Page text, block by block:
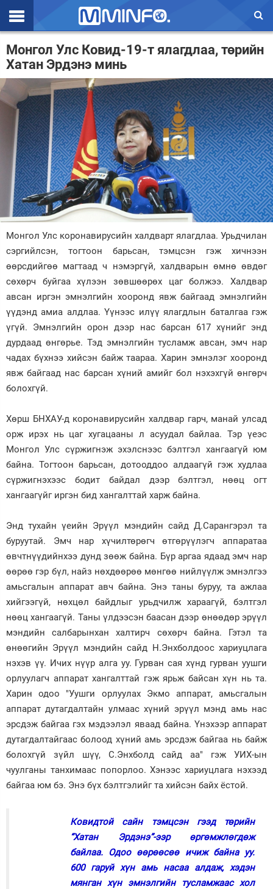
Эхлэл
Цаг агаар
Валют ханш
Улс төр
Эдийн засаг
Үзэл бодол
Спорт
Нийгэм
Энтертайнмэнт
Зурхай
Монгол Улс Ковид-19-т ялагдлаа, төрийн
Хатан Эрдэнэ минь
Монгол Улс коронавирусийн халдварт ялагдлаа. Урьдчилан
сэргийлсэн, тогтоон барьсан, тэмцсэн гэж хичнээн
өөрсдийгөө магтаад ч нэмэргүй, халдварын өмнө өвдөг
сөхөрч буйгаа хүлээн зөвшөөрөх цаг болжээ. Халдвар
авсан иргэн эмнэлгийн хооронд явж байгаад эмнэлгийн
үүдэнд амиа алдлаа. Үүнээс илүү ялагдлын баталгаа гэж
үгүй. Эмнэлгийн орон дээр нас барсан 617 хүнийг энд
дурдаад өнгөрье. Тэд эмнэлгийн тусламж авсан, эмч нар
чадах бүхнээ хийсэн байж таараа. Харин эмнэлэг хооронд
явж байгаад нас барсан хүний амийг бол нэхэхгүй өнгөрч
болохгүй.
Хөрш БНХАУ-д коронавирусийн халдвар гарч, манай улсад
орж ирэх нь цаг хугацааны л асуудал байлаа. Тэр үеэс
Монгол Улс сүржигнэж эхэлснээс бэлтгэл хангаагүй юм
байна. Тогтоон барьсан, дотооддоо алдаагүй гэж худлаа
сүржигнэхээс бодит байдал дээр бэлтгэл, нөөц огт
хангаагүйг иргэн бид хангалттай харж байна.
Энд тухайн үеийн Эрүүл мэндийн сайд Д.Сарангэрэл та
буруутай. Эмч нар хүчилтөрөгч өтгөрүүлэгч аппаратаа
өвчтнүүдийнхээ дунд зөөж байна. Бүр аргаа ядаад эмч нар
өөрөө гэр бүл, найз нөхдөөрөө мөнгөө нийлүүлж эмнэлгээ
амьсгалын аппарат авч байна. Энэ таны буруу, та ажлаа
хийгээгүй, нөхцөл байдлыг урьдчилж хараагүй, бэлтгэл
нөөц хангаагүй. Таны үлдээсэн баасан дээр өнөөдөр эрүүл
мэндийн салбарынхан халтирч сөхөрч байна. Гэтэл та
өнөөгийн Эрүүл мэндийн сайд Н.Энхболдоос хариуцлага
нэхэв үү. Ичих нүүр алга уу. Гурван сая хүнд гурван уушги
орлуулагч аппарат хангалттай гэж ярьж байсан хүн нь та.
Харин одоо "Уушги орлуулах Экмо аппарат, амьсгалын
аппарат дутагдалтайн улмаас хүний эрүүл мэнд амь нас
эрсдэж байгаа гэх мэдээлэл яваад байна. Үнэхээр аппарат
дутагдалтайгаас болоод хүний амь эрсдэж байгаа нь байж
болохгүй зүйл шүү, С.Энхболд сайд аа" гэж УИХ-ын
чуулганы танхимаас попорлоо. Хэнээс хариуцлага нэхээд
байгаа юм бэ. Энэ бүх бэлтгэлийг та хийсэн байх ёстой.
Ковидтой сайн тэмцсэн гээд төрийн
“Хатан Эрдэнэ”-ээр өргөмжлөгдөж
байлаа. Одоо өөрөөсөө ичиж байна уу.
600 гаруй хүн амь насаа алдаж, хэдэн
мянган хүн эмнэлгийн тусламжаас хол